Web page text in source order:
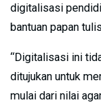
digitalisasi
bantuan papan
“Digitalisasi ini
ditujukan untuk
mulai dari nilai